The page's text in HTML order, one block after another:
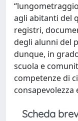
agli abitanti del
registri,
degli alunni del
dunque, in
scuola e
competenze di
consapevolezza
Scheda